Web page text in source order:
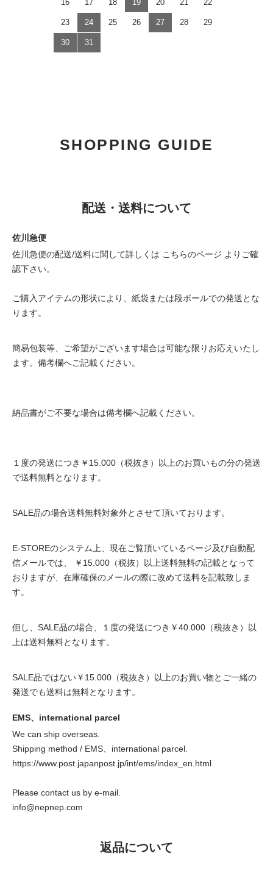
16 17 18 19 20 21 22
23 24 25 26 27 28 29
30 31
SHOPPING GUIDE
配送・送料について
佐川急便
佐川急便の配送/送料に関して詳しくは こちらのページ よりご確
認下さい。
ご購入アイテムの形状により、紙袋または段ボールでの発送とな
ります。
簡易包装等、ご希望がございます場合は可能な限りお応えいたし
ます。備考欄へご記載ください。
納品書がご不要な場合は備考欄へ記載ください。
１度の発送につき￥15.000（税抜き）以上のお買いもの分の発送
で送料無料となります。
SALE品の場合送料無料対象外とさせて頂いております。
E-STOREのシステム上、現在ご覧頂いているページ及び自動配
信メールでは、 ￥15.000（税抜）以上送料無料の記載となって
おりますが、在庫確保のメールの際に改めて送料を記載致しま
す。
但し、SALE品の場合、１度の発送につき￥40.000（税抜き）以
上は送料無料となります。
SALE品ではない￥15.000（税抜き）以上のお買い物とご一緒の
発送でも送料は無料となります。
EMS、international parcel
We can ship overseas.
Shipping method / EMS、international parcel.
https://www.post.japanpost.jp/int/ems/index_en.html
Please contact us by e-mail.
info@nepnep.com
返品について